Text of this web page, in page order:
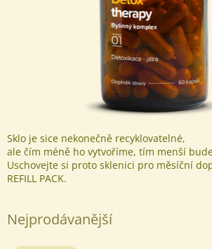
Sklo je sice nekonečně recyklovatelné,
ale čím méně ho vytvoříme, tím menší
Uschovejte si proto sklenici pro měsíční
REFILL PACK.
Nejprodávanější